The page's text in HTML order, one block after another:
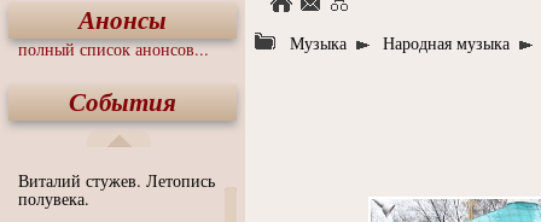
Анонсы
полный список анонсов...
События
Виталий стужев. Летопись
полувека.
Музыка Народная музыка